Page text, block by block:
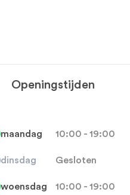
Openingstijden
maandag 10:00 - 19:00
dinsdag Gesloten
woensdag 10:00 - 19:00